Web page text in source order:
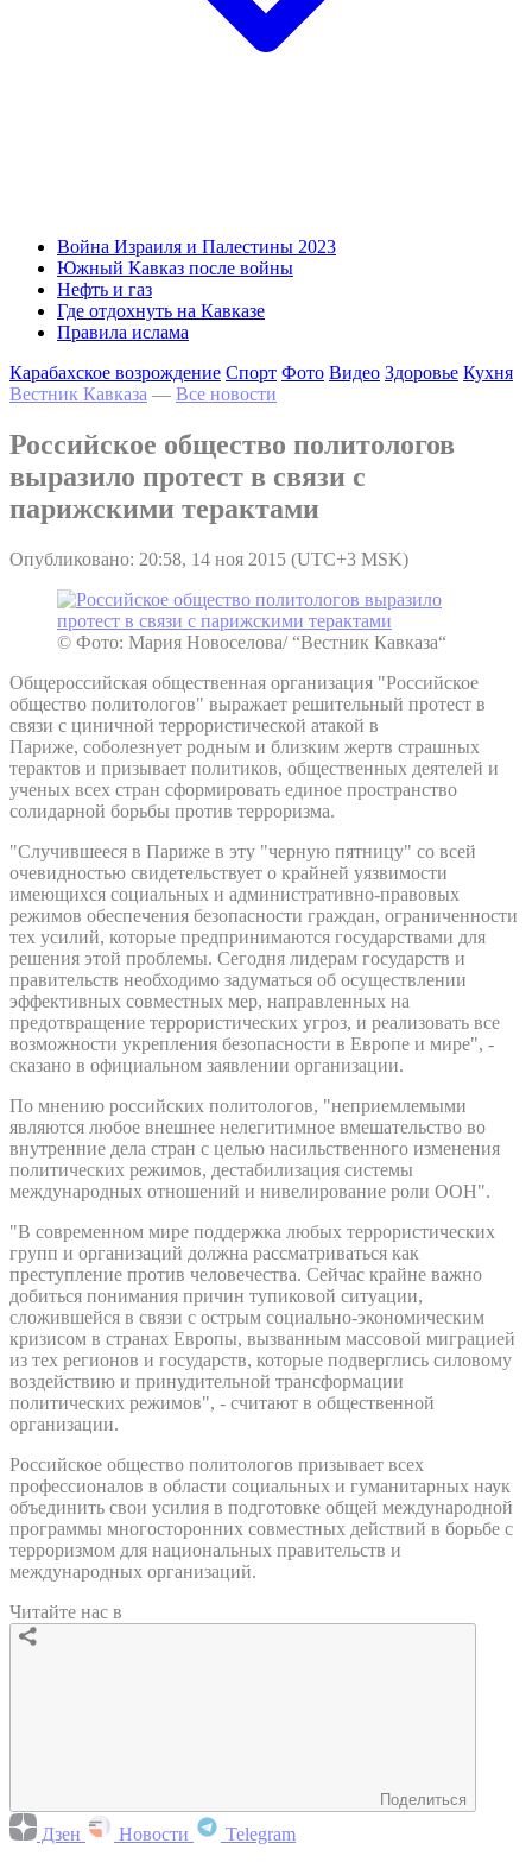
Война Израиля и Палестины 2023
Южный Кавказ после войны
Нефть и газ
Где отдохнуть на Кавказе
Правила ислама
Карабахское возрождение Спорт Фото Видео Здоровье Кухня
Вестник Кавказа — Все новости
Российское общество политологов
выразило протест в связи с
парижскими терактами
Опубликовано: 20:58, 14 ноя 2015 (UTC+3 MSK)
© Фото: Мария Новоселова/ “Вестник Кавказа“
Общероссийская общественная организация "Российское
общество политологов" выражает решительный протест в
связи с циничной террористической атакой в
Париже, соболезнует родным и близким жертв страшных
терактов и призывает политиков, общественных деятелей и
ученых всех стран сформировать единое пространство
солидарной борьбы против терроризма.
"Случившееся в Париже в эту "черную пятницу" со всей
очевидностью свидетельствует о крайней уязвимости
имеющихся социальных и административно-правовых
режимов обеспечения безопасности граждан, ограниченности
тех усилий, которые предпринимаются государствами для
решения этой проблемы. Сегодня лидерам государств и
правительств необходимо задуматься об осуществлении
эффективных совместных мер, направленных на
предотвращение террористических угроз, и реализовать все
возможности укрепления безопасности в Европе и мире", -
сказано в официальном заявлении организации.
По мнению российских политологов, "неприемлемыми
являются любое внешнее нелегитимное вмешательство во
внутренние дела стран с целью насильственного изменения
политических режимов, дестабилизация системы
международных отношений и нивелирование роли ООН".
"В современном мире поддержка любых террористических
групп и организаций должна рассматриваться как
преступление против человечества. Сейчас крайне важно
добиться понимания причин тупиковой ситуации,
сложившейся в связи с острым социально-экономическим
кризисом в странах Европы, вызванным массовой миграцией
из тех регионов и государств, которые подверглись силовому
воздействию и принудительной трансформации
политических режимов", - считают в общественной
организации.
Российское общество политологов призывает всех
профессионалов в области социальных и гуманитарных наук
объединить свои усилия в подготовке общей международной
программы многосторонних совместных действий в борьбе с
терроризмом для национальных правительств и
международных организаций.
Читайте нас в
Поделиться
Дзен Новости Telegram